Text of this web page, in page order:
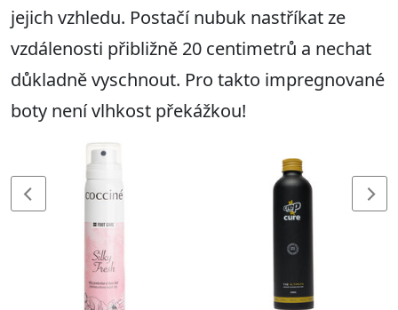
jejich vzhledu. Postačí nubuk nastříkat ze
vzdálenosti přibližně 20 centimetrů a nechat
důkladně vyschnout. Pro takto impregnované
boty není vlhkost překážkou!